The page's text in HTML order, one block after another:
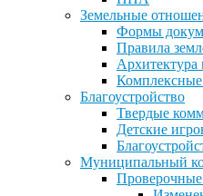
Земельные
Формы
Правила
Архитектура
Комплексные
Благоустройство
Твердые
Детские
Муниципальный